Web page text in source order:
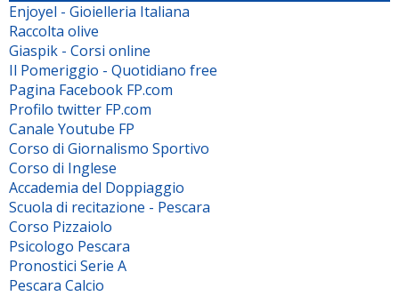
Enjoyel - Gioielleria Italiana
Raccolta olive
Giaspik - Corsi online
Il Pomeriggio - Quotidiano free
Pagina Facebook FP.com
Profilo twitter FP.com
Canale Youtube FP
Corso di Giornalismo Sportivo
Corso di Inglese
Accademia del Doppiaggio
Scuola di recitazione - Pescara
Corso Pizzaiolo
Psicologo Pescara
Pronostici Serie A
Pescara Calcio